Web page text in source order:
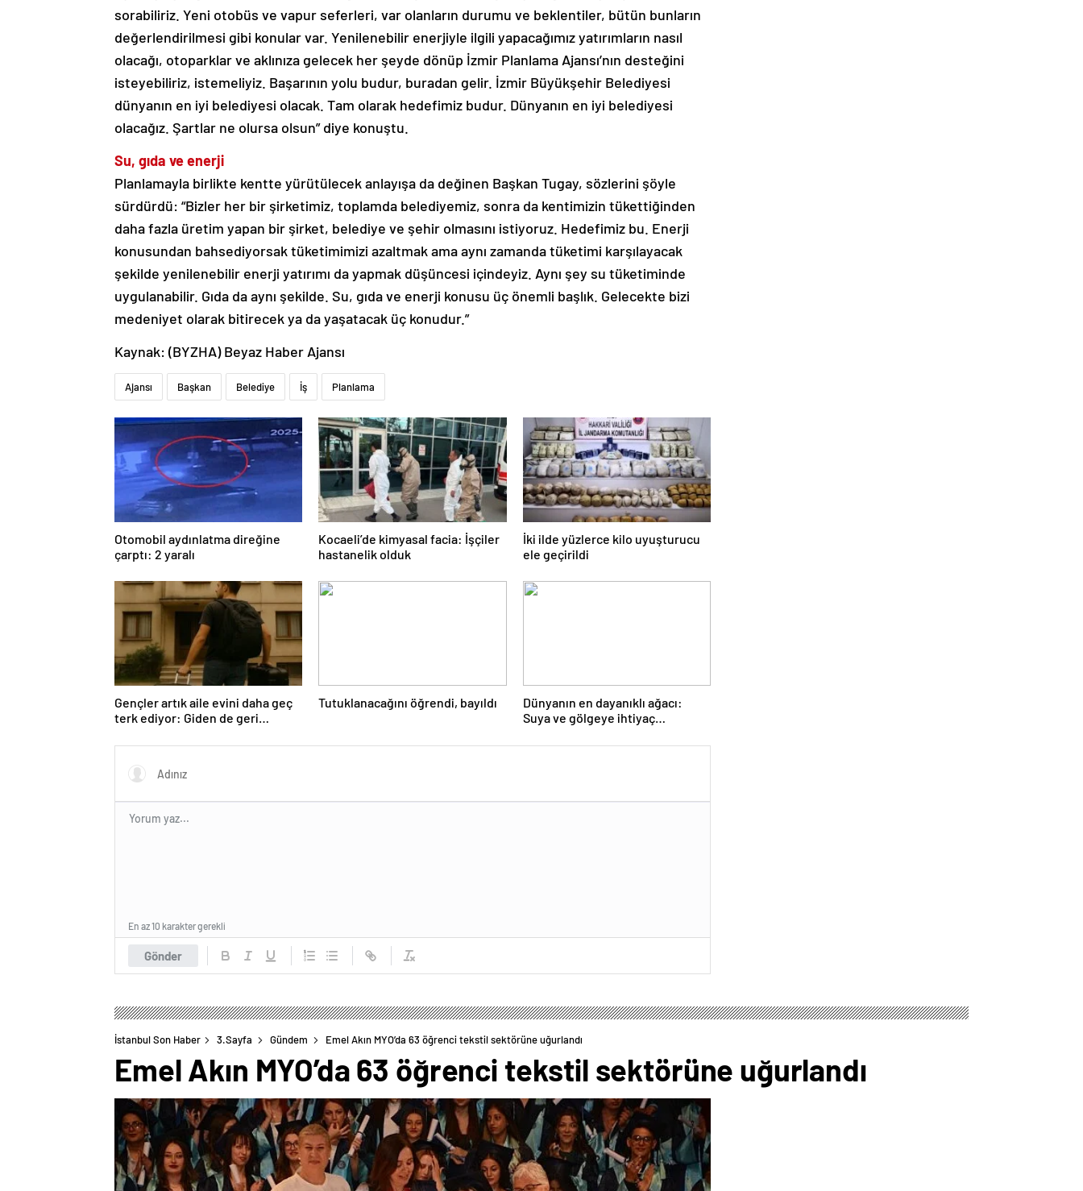
sorabiliriz. Yeni otobüs ve vapur seferleri, var olanların durumu ve beklentiler, bütün bunların
değerlendirilmesi gibi konular var. Yenilenebilir enerjiyle ilgili yapacağımız yatırımların nasıl
olacağı, otoparklar ve aklınıza gelecek her şeyde dönüp İzmir Planlama Ajansı’nın desteğini
isteyebiliriz, istemeliyiz. Başarının yolu budur, buradan gelir. İzmir Büyükşehir Belediyesi
dünyanın en iyi belediyesi olacak. Tam olarak hedefimiz budur. Dünyanın en iyi belediyesi
olacağız. Şartlar ne olursa olsun” diye konuştu.
Su, gıda ve enerji
Planlamayla birlikte kentte yürütülecek anlayışa da değinen Başkan Tugay, sözlerini şöyle
sürdürdü: “Bizler her bir şirketimiz, toplamda belediyemiz, sonra da kentimizin tükettiğinden
daha fazla üretim yapan bir şirket, belediye ve şehir olmasını istiyoruz. Hedefimiz bu. Enerji
konusundan bahsediyorsak tüketimimizi azaltmak ama aynı zamanda tüketimi karşılayacak
şekilde yenilenebilir enerji yatırımı da yapmak düşüncesi içindeyiz. Aynı şey su tüketiminde
uygulanabilir. Gıda da aynı şekilde. Su, gıda ve enerji konusu üç önemli başlık. Gelecekte bizi
medeniyet olarak bitirecek ya da yaşatacak üç konudur.”
Kaynak: (BYZHA) Beyaz Haber Ajansı
Ajansı Başkan Belediye İş Planlama
Otomobil aydınlatma direğine
çarptı: 2 yaralı
Kocaeli’de kimyasal facia: İşçiler
hastanelik olduk
İki ilde yüzlerce kilo uyuşturucu
ele geçirildi
Gençler artık aile evini daha geç
terk ediyor: Giden de geri
Tutuklanacağını öğrendi, bayıldı
Dünyanın en dayanıklı ağacı:
Suya ve gölgeye ihtiyaç
veriyor!
Gönder
En az 10 karakter gerekli
İstanbul Son Haber 3.Sayfa Gündem Emel Akın MYO’da 63 öğrenci tekstil sektörüne uğurlandı
Emel Akın MYO’da 63 öğrenci tekstil sektörüne uğurlandı